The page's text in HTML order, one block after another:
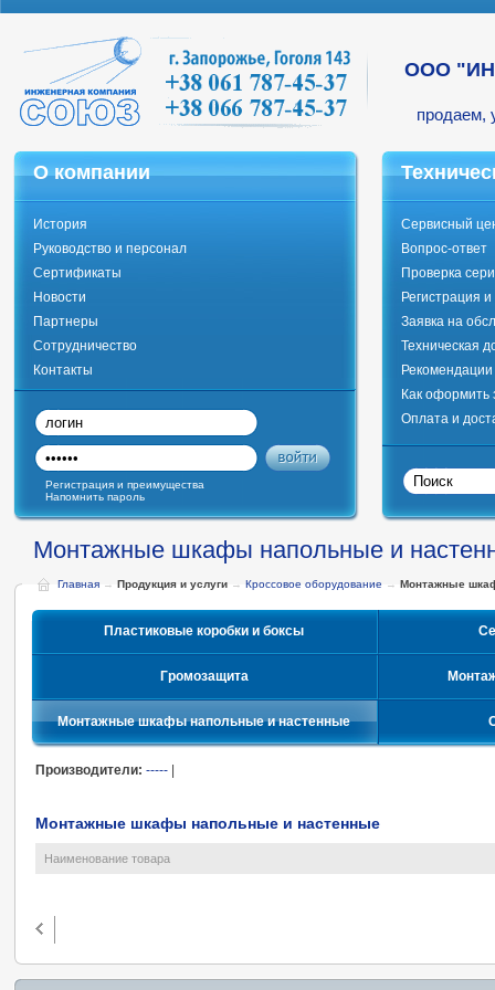
ООО
продаем,
О компании
История
Руководство и персонал
Сертификаты
Новости
Партнеры
Сотрудничество
Контакты
Сервисный
Вопрос-ответ
Проверка
Регистрация
Заявка на
Техническая
Как оформить
Оплата и
Регистрация и преимущества
Напомнить пароль
Монтажные шкафы напольные и
Главная → Продукция и услуги → Кроссовое оборудование → Монтажные
Пластиковые коробки и боксы
Громозащита
Монтажные шкафы напольные и настенные
Производители: -----
Монтажные шкафы напольные и настенные
Наименование товара